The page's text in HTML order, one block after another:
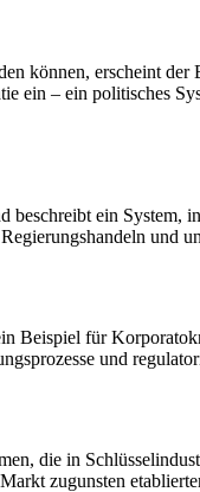
können, erscheint
ein – ein politisches
beschreibt ein
und
Beispiel für
und
die in
zugunsten